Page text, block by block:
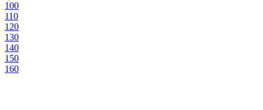
100
110
120
130
140
150
160